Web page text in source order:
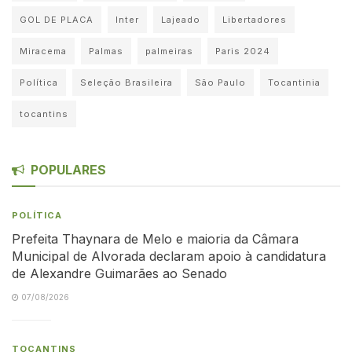
GOL DE PLACA Inter Lajeado Libertadores
Miracema Palmas palmeiras Paris 2024
Política Seleção Brasileira São Paulo Tocantinia
tocantins
POPULARES
POLÍTICA
Prefeita Thaynara de Melo e maioria da Câmara
Municipal de Alvorada declaram apoio à candidatura
de Alexandre Guimarães ao Senado
07/08/2026
TOCANTINS